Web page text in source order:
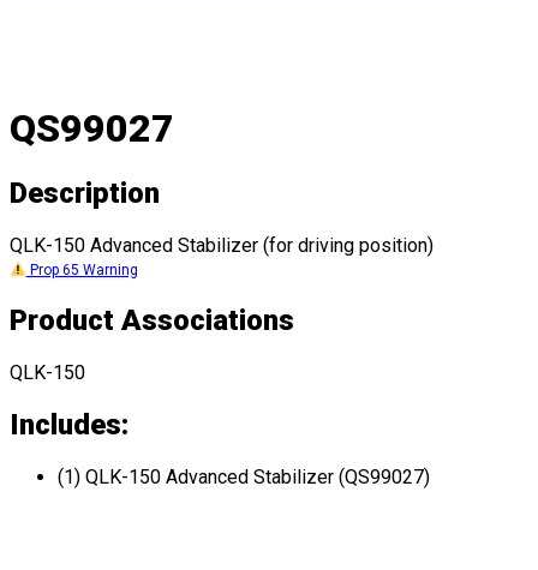
QS99027
Description
QLK-150 Advanced Stabilizer (for driving position)
Prop 65 Warning
Product Associations
QLK-150
Includes:
(1) QLK-150 Advanced Stabilizer (QS99027)